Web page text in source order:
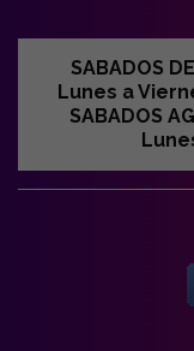
SABADOS
Lunes a
SABADOS